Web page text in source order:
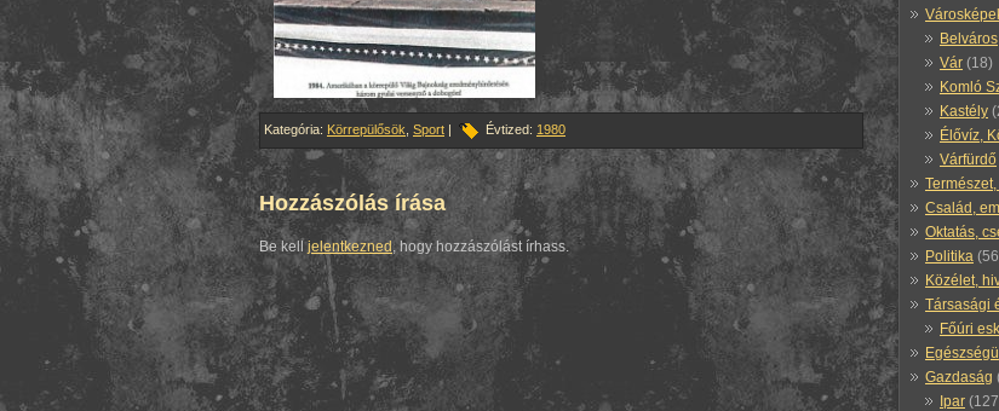
Kategória: Körrepülősök Sport Évtized: 1980
Hozzászólás írása
Be kell jelentkezned , hogy hozzászólást írhass.
Belváros
Vár (18)
Komló
Kastély
Élővíz,
Várfürdő
Család,
Oktatás,
Politika
Közélet,
Társasági
Főúri
Gazdaság
Ipar